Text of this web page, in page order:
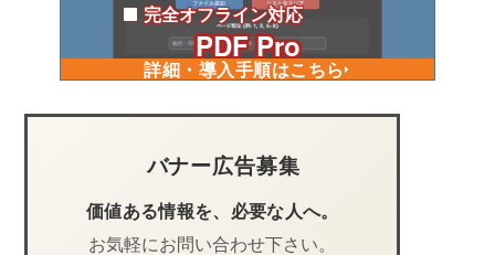
完全オフライン対応
PDF Pro
詳細・導入手順はこちら
バナー広告募集
価値ある情報を、必要な人へ。
お気軽にお問い合わせ下さい。